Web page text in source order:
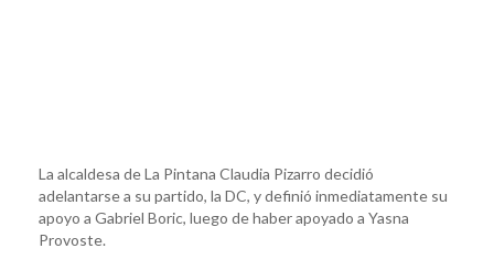
La alcaldesa de La Pintana Claudia Pizarro decidió
adelantarse a su partido, la DC, y definió inmediatamente su
apoyo a Gabriel Boric, luego de haber apoyado a Yasna
Provoste.